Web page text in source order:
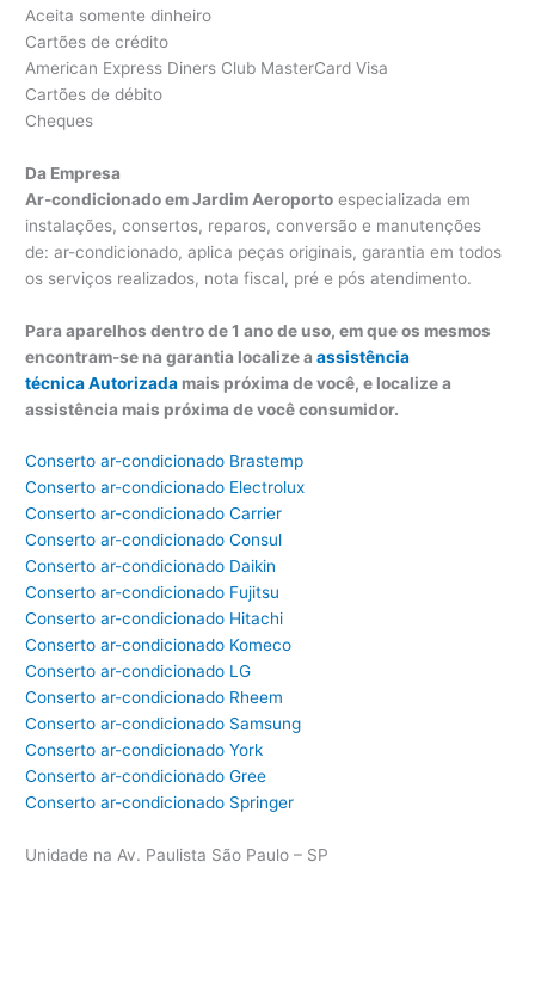
Aceita somente dinheiro
Cartões de crédito
American Express Diners Club MasterCard Visa
Cartões de débito
Cheques
Da Empresa
Ar-condicionado em Jardim Aeroporto especializada em
instalações, consertos, reparos, conversão e manutenções
de: ar-condicionado, aplica peças originais, garantia em todos
os serviços realizados, nota fiscal, pré e pós atendimento.
Para aparelhos dentro de 1 ano de uso, em que os mesmos
encontram-se na garantia localize aassistência
técnica Autorizada mais próxima de você, e localize a
assistência mais próxima de você consumidor.
Conserto ar-condicionado Brastemp
Conserto ar-condicionado Electrolux
Conserto ar-condicionado Carrier
Conserto ar-condicionado Consul
Conserto ar-condicionado Daikin
Conserto ar-condicionado Fujitsu
Conserto ar-condicionado Hitachi
Conserto ar-condicionado Komeco
Conserto ar-condicionado LG
Conserto ar-condicionado Rheem
Conserto ar-condicionado Samsung
Conserto ar-condicionado York
Conserto ar-condicionado Gree
Conserto ar-condicionado Springer
Unidade na Av. Paulista São Paulo – SP